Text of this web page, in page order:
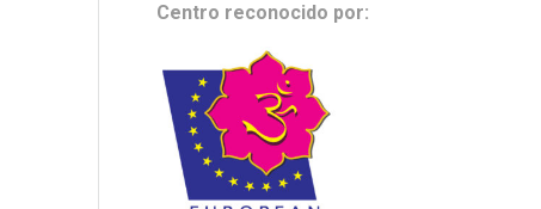
Centro reconocido por: